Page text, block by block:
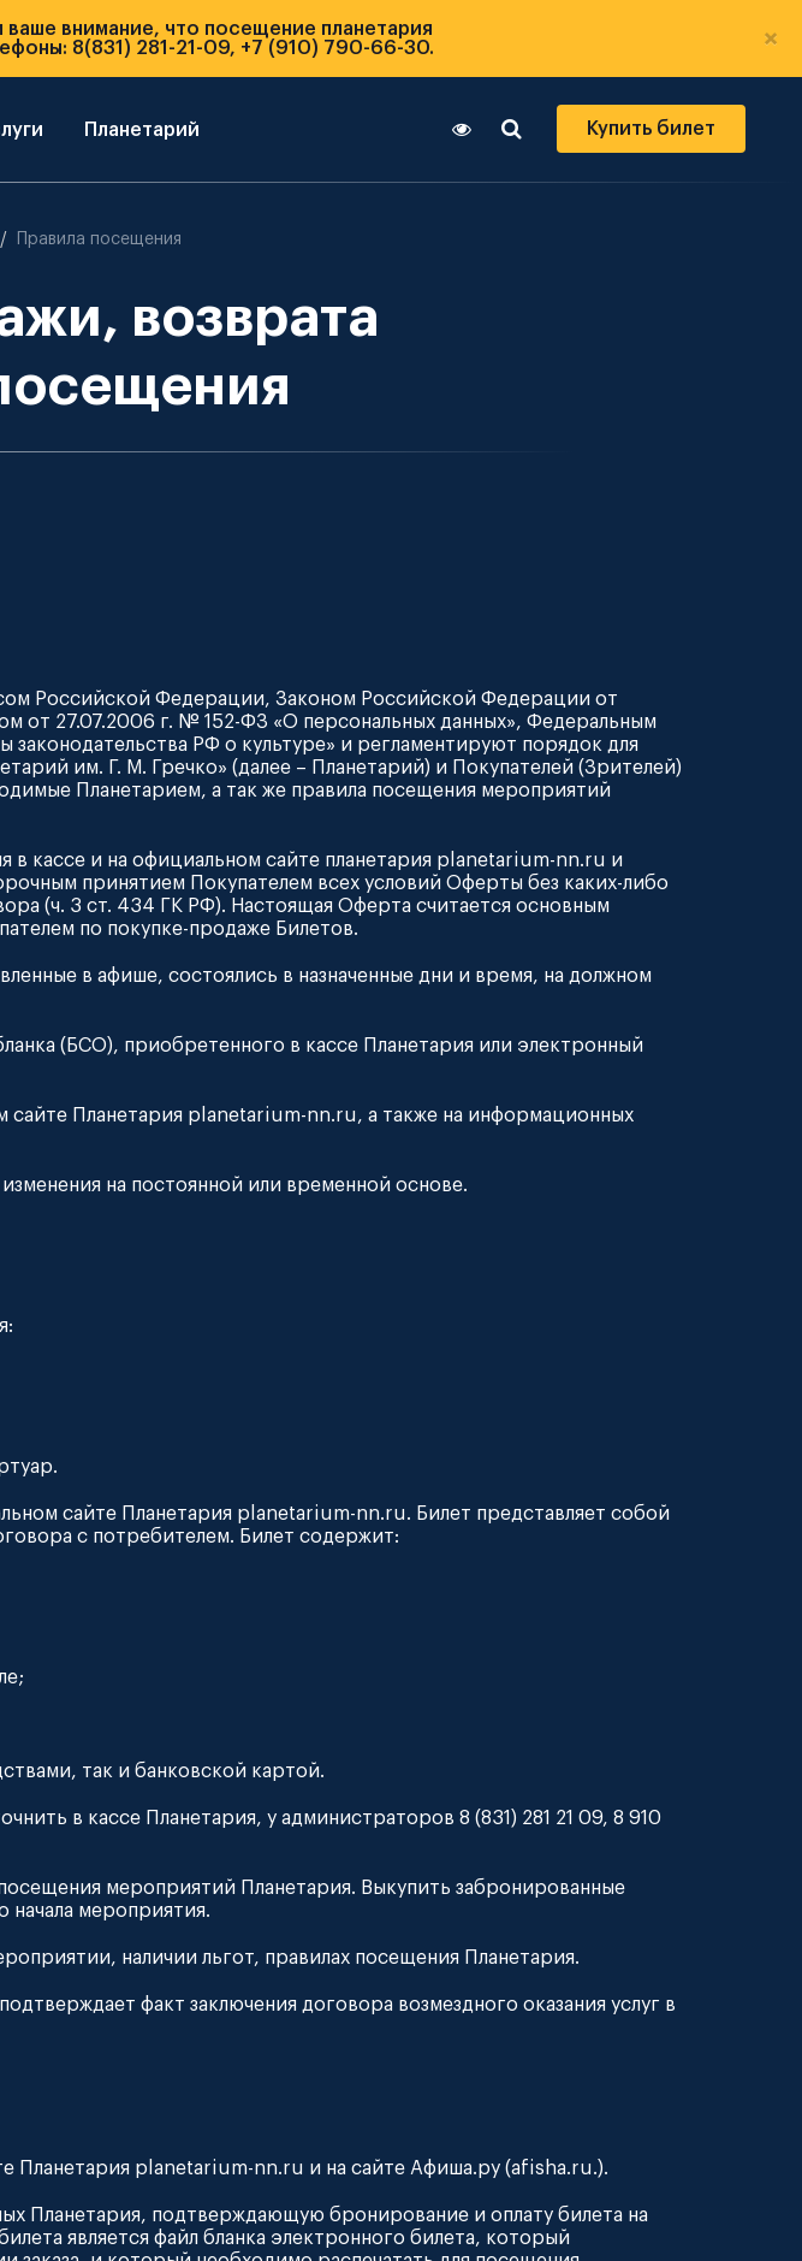
внимание, что посещение планетария
8(831) 281-21-09, +7 (910) 790-66-30.
×
Планетарий Купить билет
Правила посещения
возврата
Российской Федерации, Законом Российской Федерации от
от 27.07.2006 г. № 152-ФЗ «О персональных данных», Федеральным
РФ о культуре» и регламентируют порядок для
им. Г. М. Гречко» (далее – Планетарий) и Покупателей (Зрителей)
Планетарием, а так же правила посещения мероприятий
в кассе и на официальном сайте планетария planetarium-nn.ru и
принятием Покупателем всех условий Оферты без каких-либо
(ч. 3 ст. 434 ГК РФ). Настоящая Оферта считается основным
по покупке-продаже Билетов.
в афише, состоялись в назначенные дни и время, на должном
(БСО), приобретенного в кассе Планетария или электронный
Планетария planetarium-nn.ru, а также на информационных
на постоянной или временной основе.
сайте Планетария planetarium-nn.ru. Билет представляет собой
с потребителем. Билет содержит:
так и банковской картой.
в кассе Планетария, у администраторов 8 (831) 281 21 09, 8 910
мероприятий Планетария. Выкупить забронированные
начала мероприятия.
наличии льгот, правилах посещения Планетария.
факт заключения договора возмездного оказания услуг в
Планетария planetarium-nn.ru и на сайте Афиша.ру (afisha.ru.).
Планетария, подтверждающую бронирование и оплату билета на
является файл бланка электронного билета, который